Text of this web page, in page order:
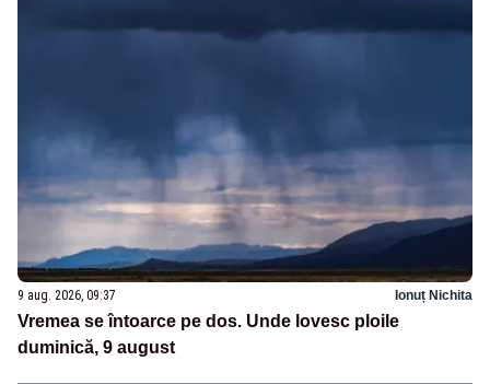
9 aug. 2026, 09:37 Ionuț Nichita
Vremea se întoarce pe dos. Unde lovesc ploile
duminică, 9 august